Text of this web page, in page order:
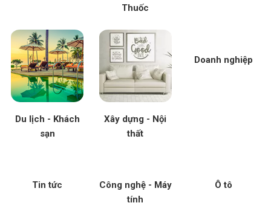
Thuốc
Du lịch - Khách
sạn
Xây dựng - Nội
thất
Doanh nghiệp
Tin tức
Công nghệ - Máy
tính
Ô tô